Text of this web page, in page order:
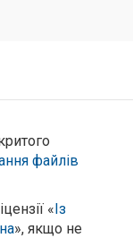
файлів
«Із
», якщо не